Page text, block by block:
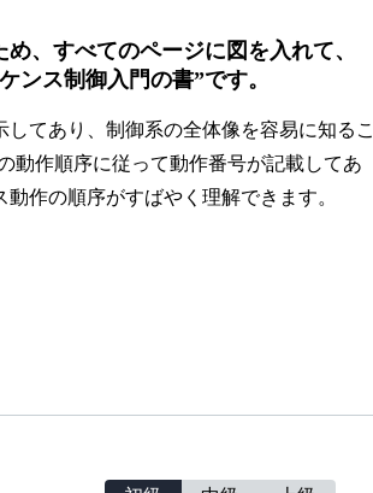
、すべてのページに図を入れて、
ンス制御入門の書”です。
てあり、制御系の全体像を容易に知るこ
動作順序に従って動作番号が記載してあ
作の順序がすばやく理解できます。